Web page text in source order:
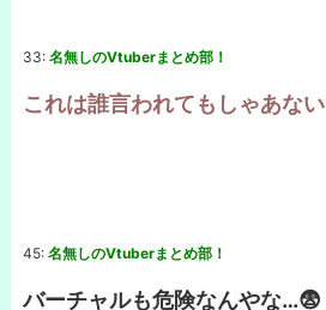
33: 名無しのVtuberまとめ部！
これは誰言われてもしゃあない
45: 名無しのVtuberまとめ部！
バーチャルも危険なんやな…😨